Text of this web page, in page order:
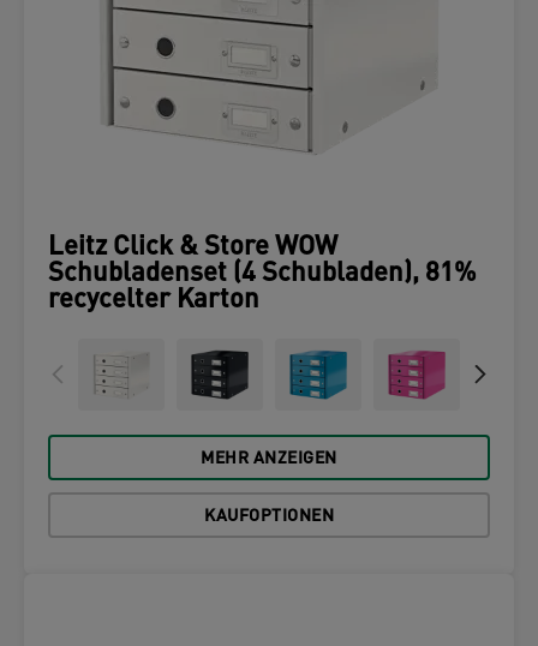
Leitz Click & Store WOW
Schubladenset (4 Schubladen), 81%
recycelter Karton
MEHR ANZEIGEN
KAUFOPTIONEN